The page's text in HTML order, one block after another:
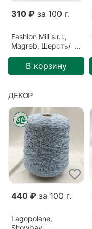
310 ₽ за 100 г.
Fashion Mill s.r.l.,
Magreb, Шерсть/
Розовый/Ягода
(26640)
В корзину
ДЕКОР
440 ₽ за 100 г.
Lagopolane,